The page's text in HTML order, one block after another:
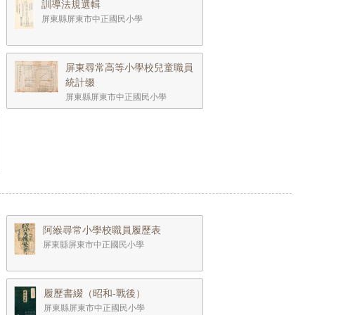
訓導法規選輯
屏東縣屏東市中正國民小學
屏東尋常高等小學校兒童職員
統計缀
屏東縣屏東市中正國民小學
阿緱尋常小學校職員履歷表
屏東縣屏東市中正國民小學
履歷書綴（昭和-戰後）
屏東縣屏東市中正國民小學